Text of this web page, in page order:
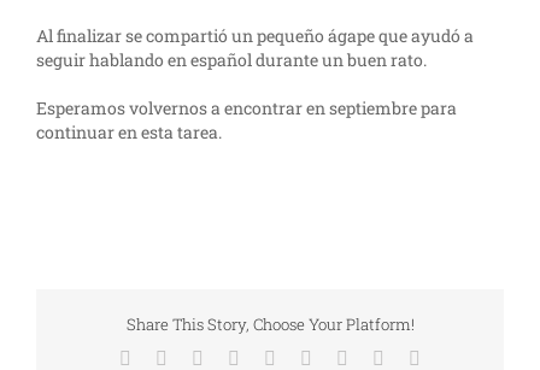
Al finalizar se compartió un pequeño ágape que ayudó a
seguir hablando en español durante un buen rato.
Esperamos volvernos a encontrar en septiembre para
continuar en esta tarea.
Share This Story, Choose Your Platform!
Facebook Reddit LinkedInWhatsApp
TumblrPinterest